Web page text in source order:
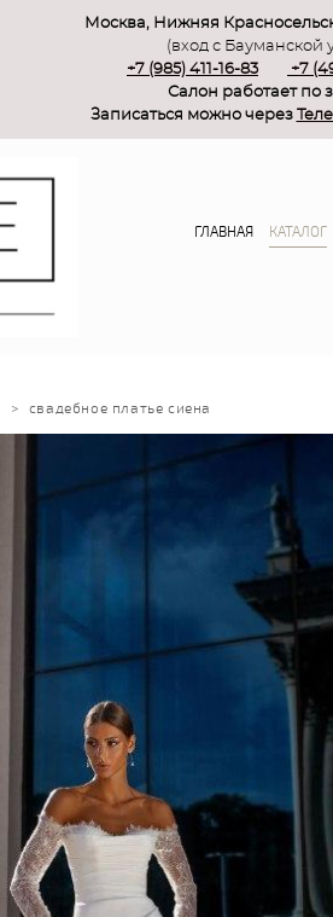
Москва, Нижняя
(вход с Бауманской
+7 (985) 411-16-83
+7
Салон работает по
Записаться можно через
ГЛАВНАЯ КАТАЛОГ
> свадебное платье сиена